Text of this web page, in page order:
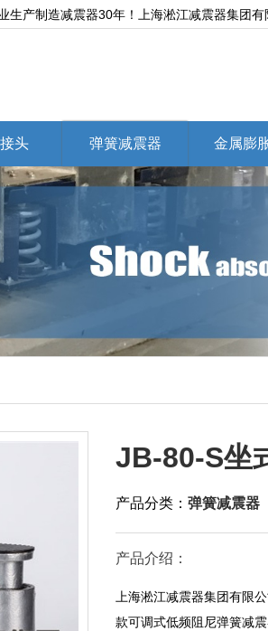
产制造减震器30年！上海淞江减震器集团有
头 弹簧减震器 金属膨
JB-80-S坐
产品分类： 弹簧减震器
产品介绍：
上海淞江减震器集团有限
款可调式低频阻尼弹簧减